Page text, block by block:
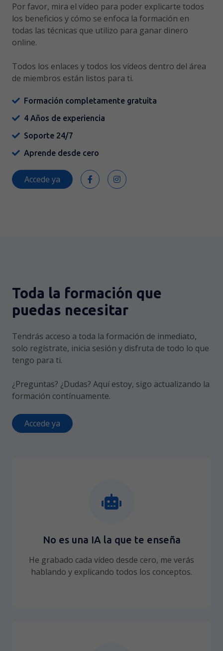
Por favor, mira el vídeo para poder explicarte todos
los beneficios y cómo se enfoca la formación en
todas las técnicas que utilizo para ganar dinero
online.
Todos los enlaces y todos los vídeos dentro del área
de miembros están listos para ti.
Formación completamente gratuita
4 Años de experiencia
Soporte 24/7
Aprende desde cero
Accede ya
Toda la formación que
puedas necesitar
Tendrás acceso a toda la formación de inmediato,
solo regístrate, inicia sesión y disfruta de todo lo que
tengo para ti.
¿Preguntas? ¿Dudas? Aquí estoy, sigo actualizando la
formación contínuamente.
Accede ya
No es una IA la que te enseña
He grabado cada vídeo desde cero, me verás
hablando y explicando todos los conceptos.